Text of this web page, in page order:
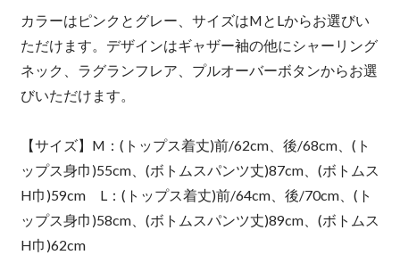
カラーはピンクとグレー、サイズはMとLからお選びい
ただけます。デザインはギャザー袖の他にシャーリング
ネック、ラグランフレア、プルオーバーボタンからお選
びいただけます。
【サイズ】M：(トップス着丈)前/62cm、後/68cm、(ト
ップス身巾)55cm、(ボトムスパンツ丈)87cm、(ボトムス
H巾)59cm L：(トップス着丈)前/64cm、後/70cm、(ト
ップス身巾)58cm、(ボトムスパンツ丈)89cm、(ボトムス
H巾)62cm